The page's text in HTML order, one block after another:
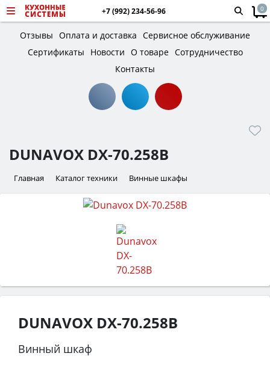
+7 (992) 234-56-96 0
Отзывы Оплата и доставка Сервисное обслуживание
Сертификаты
Новости О товаре Сотрудничество
Контакты
DUNAVOX DX-70.258B
Главная Каталог техники Винные шкафы
DUNAVOX DX-70.258B
Винный шкаф